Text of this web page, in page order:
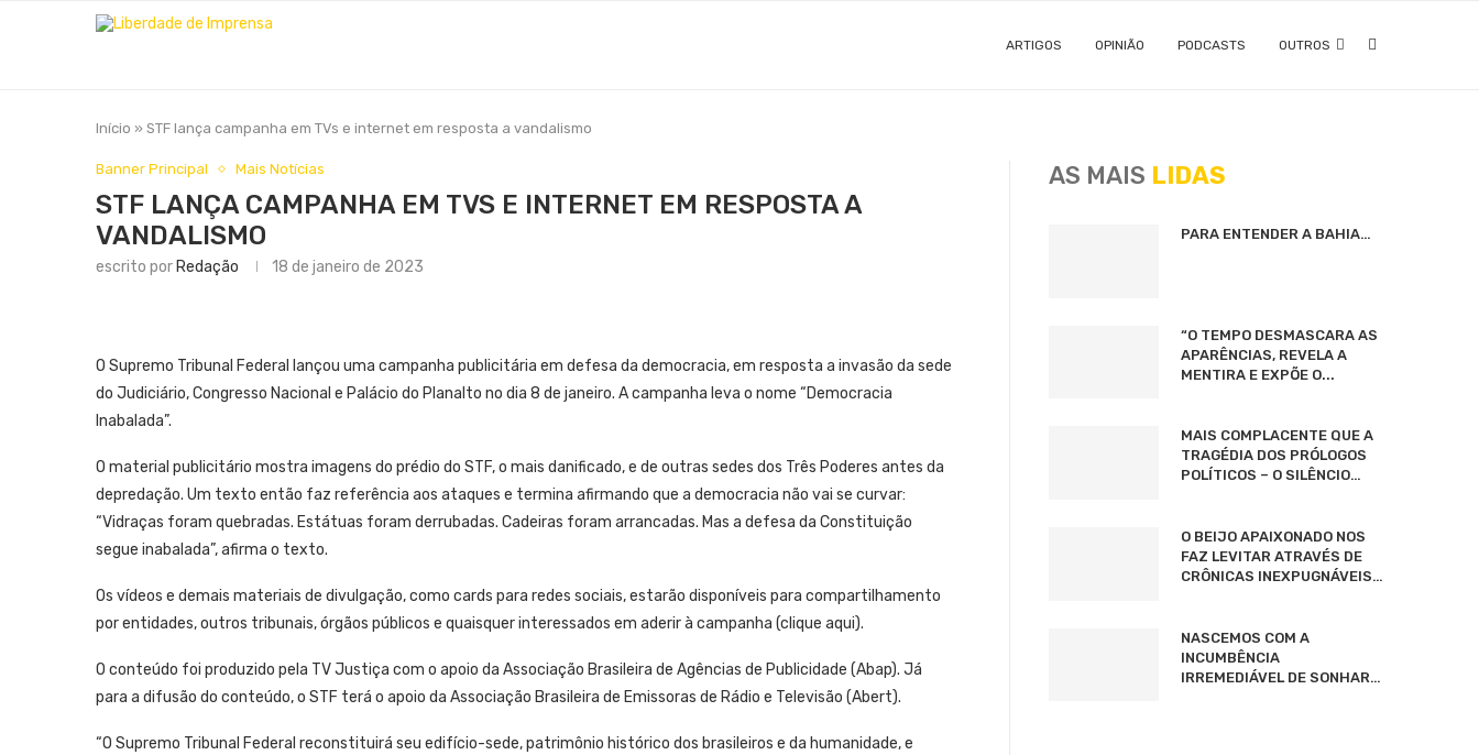
ARTIGOS OPINIÃO PODCASTS OUTROS
Início » STF lança campanha em TVs e internet em resposta a vandalismo
Banner Principal Mais Notícias
STF LANÇA CAMPANHA EM TVS E INTERNET EM RESPOSTA A
VANDALISMO
escrito por Redação 18 de janeiro de 2023
O Supremo Tribunal Federal lançou uma campanha publicitária em defesa da democracia, em resposta a invasão da sede
do Judiciário, Congresso Nacional e Palácio do Planalto no dia 8 de janeiro. A campanha leva o nome “Democracia
Inabalada”.
O material publicitário mostra imagens do prédio do STF, o mais danificado, e de outras sedes dos Três Poderes antes da
depredação. Um texto então faz referência aos ataques e termina afirmando que a democracia não vai se curvar:
“Vidraças foram quebradas. Estátuas foram derrubadas. Cadeiras foram arrancadas. Mas a defesa da Constituição
segue inabalada”, afirma o texto.
Os vídeos e demais materiais de divulgação, como cards para redes sociais, estarão disponíveis para compartilhamento
por entidades, outros tribunais, órgãos públicos e quaisquer interessados em aderir à campanha (clique aqui).
O conteúdo foi produzido pela TV Justiça com o apoio da Associação Brasileira de Agências de Publicidade (Abap). Já
para a difusão do conteúdo, o STF terá o apoio da Associação Brasileira de Emissoras de Rádio e Televisão (Abert).
“O Supremo Tribunal Federal reconstituirá seu edifício-sede, patrimônio histórico dos brasileiros e da humanidade, e
AS MAIS LIDAS
PARA ENTENDER A BAHIA…
“O TEMPO DESMASCARA AS
APARÊNCIAS, REVELA A
MENTIRA E EXPÕE O...
MAIS COMPLACENTE QUE A
TRAGÉDIA DOS PRÓLOGOS
POLÍTICOS – O SILÊNCIO…
O BEIJO APAIXONADO NOS
FAZ LEVITAR ATRAVÉS DE
CRÔNICAS INEXPUGNÁVEIS…
NASCEMOS COM A
INCUMBÊNCIA
IRREMEDIÁVEL DE SONHAR…